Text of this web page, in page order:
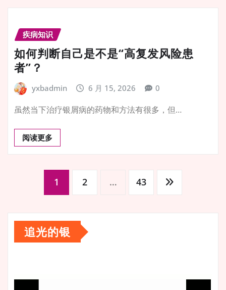
疾病知识
如何判断自己是不是“高复发风险患
者”？
yxbadmin 6 月 15, 2026 0
虽然当下治疗银屑病的药物和方法有很多，但…
阅读更多
章
分
页
1 2 … 43
追光的银
频